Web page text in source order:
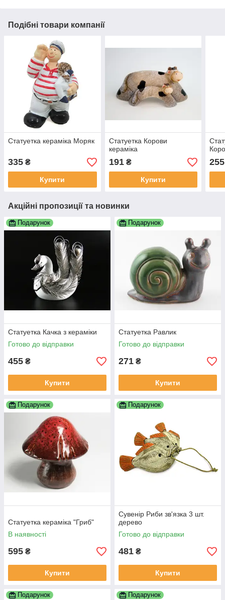
Подібні товари компанії
Статуетка кераміка Моряк
335 ₴
Купити
Статуетка Корови
кераміка
191₴
Купити
255
Акційні пропозиції та новинки
Подарунок
Статуетка Качка з кераміки
Готово до відправки
455 ₴
Купити
Подарунок
Статуетка Равлик
Готово до відправки
271 ₴
Купити
Подарунок
Статуетка кераміка "Гриб"
В наявності
595 ₴
Купити
Подарунок
Сувенір Риби зв'язка 3 шт.
дерево
Готово до відправки
481 ₴
Купити
Подарунок Подарунок